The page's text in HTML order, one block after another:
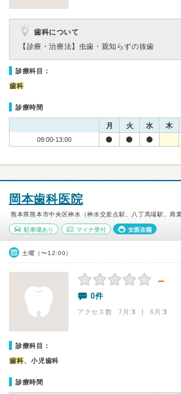
歯科について
【診療・治療法】 虫歯・親知らずの抜歯
診療科目：
歯科
診療時間
月 火 水 木
09:00-13:00
岡本歯科医院
熊本県熊本市中央区神水（神水交差点駅、八丁馬場駅、商
駐車場あり マイナ受付 女医在籍
土曜（〜12:00）
－
0件
アクセス数 7月:3 | 6月:3
診療科目：
歯科、小児歯科
診療時間